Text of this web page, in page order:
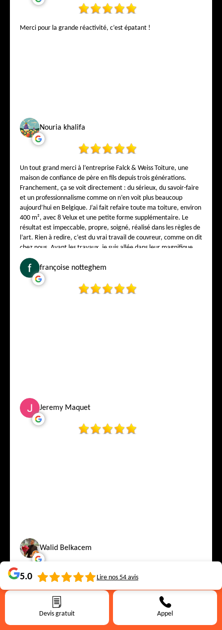
Devis gratuit Appel
Merci pour la grande réactivité, c’est épatant !
Nouria khalifa
Un tout grand merci à l’entreprise Falck & Weiss Toiture, une
maison de confiance de père en fils depuis trois générations.
Franchement, ça se voit directement : du sérieux, du savoir-faire
et un professionnalisme comme on n’en voit plus beaucoup
aujourd’hui en Belgique. J’ai fait refaire toute ma toiture, environ
400 m², avec 8 Velux et une petite forme supplémentaire. Le
résultat est impeccable, propre, soigné, réalisé dans les règles de
l’art. Rien à redire, c’est du vrai travail de couvreur, comme on dit
chez nous. Avant les travaux, je suis allée dans leur magnifique
showroom au 1, rue de la Bonté – 1000 Bruxelles pour choisir mes
tuiles. Et là, j’ai vraiment été impressionnée ! On est super bien
reçu, on vous explique tout calmement, on vous conseille comme
si vous étiez de la famille. On sent directement que Monsieur
françoise notteghem
Jeremy Maquet
Walid Belkacem
Service de qualité je recommande
5.0 Lire nos 54 avis